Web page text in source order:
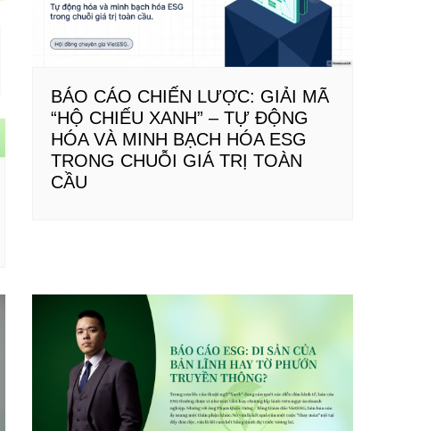
BÁO CÁO CHIẾN LƯỢC: GIẢI MÃ
“HỘ CHIẾU XANH” – TỰ ĐỘNG
HÓA VÀ MINH BẠCH HÓA ESG
TRONG CHUỖI GIÁ TRỊ TOÀN
CẦU